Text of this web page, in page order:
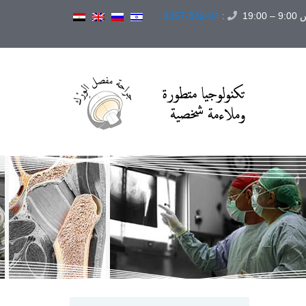
:
04-832-3357